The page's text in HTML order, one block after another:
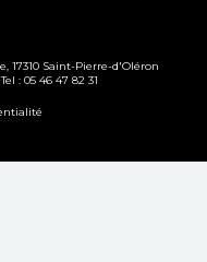
17310 Saint-Pierre-d'Oléron
: 05 46 47 82 31